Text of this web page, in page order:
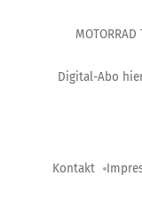
Digital-Abo
Kontakt